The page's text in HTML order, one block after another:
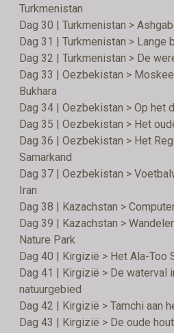
Turkmenistan
Dag 30 | Turkmenistan >
Dag 31 | Turkmenistan > Lange
Dag 32 | Turkmenistan > De
Dag 33 | Oezbekistan >
Bukhara
Dag 34 | Oezbekistan > Op het
Dag 35 | Oezbekistan > Het
Dag 36 | Oezbekistan > Het
Samarkand
Dag 37 | Oezbekistan >
Iran
Dag 38 | Kazachstan >
Dag 39 | Kazachstan >
Nature Park
Dag 40 | Kirgizië > Het Ala-Too
Dag 41 | Kirgizië > De waterval
natuurgebied
Dag 42 | Kirgizië > Tamchi aan
Dag 43 | Kirgizië > De oude